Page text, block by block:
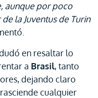
aunque por poco
la Juventus de Turin
en resaltar lo
a Brasil, tanto
dejando claro
cualquier